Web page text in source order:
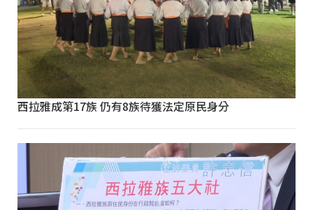
西拉雅成第17族 仍有8族待獲法定原民身分